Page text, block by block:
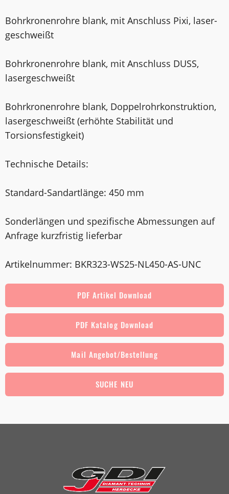
Bohrkronenrohre blank, mit Anschluss Pixi, laser­
geschweißt
Bohrkronenrohre blank, mit Anschluss DUSS,
laser­geschweißt
Bohrkronenrohre blank, Doppelrohrkonstruktion,
laser­geschweißt (erhöhte Stabilität und
Torsionsfestigkeit)
Technische Details:
Standard-Sandartlänge: 450 mm
Sonderlängen und spezifische Abmessungen auf
Anfrage kurzfristig lieferbar
Artikelnummer: BKR323-WS25-NL450-AS-UNC
PDF Artikel Download
PDF Katalog Download
Mail Angebot/Bestellung
SUCHE NEU